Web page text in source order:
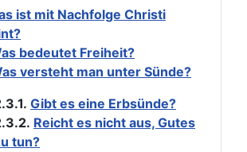
ist mit Nachfolge Christi
bedeutet Freiheit?
versteht man unter Sünde?
Gibt es eine Erbsünde?
Reicht es nicht aus, Gutes
tun?